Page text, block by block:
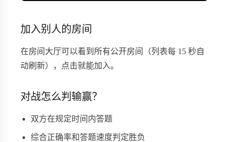
加入别人的房间
在房间大厅可以看到所有公开房间（列表每 15 秒自
动刷新），点击就能加入。
对战怎么判输赢？
双方在规定时间内答题
综合正确率和答题速度判定胜负